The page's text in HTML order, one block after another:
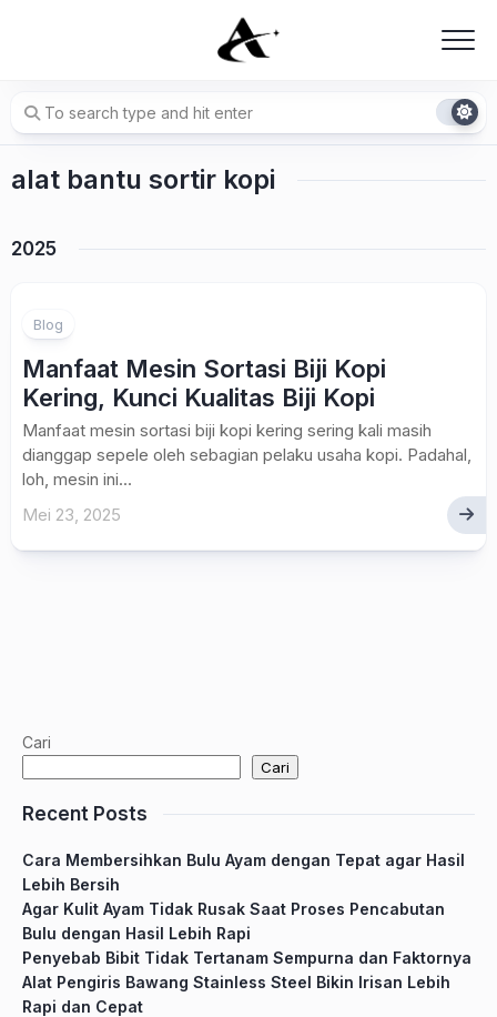
alat bantu sortir kopi
2025
Blog
Manfaat Mesin Sortasi Biji Kopi
Kering, Kunci Kualitas Biji Kopi
Manfaat mesin sortasi biji kopi kering sering kali masih
dianggap sepele oleh sebagian pelaku usaha kopi. Padahal,
loh, mesin ini...
Mei 23, 2025
Cari
Cari
Recent Posts
Cara Membersihkan Bulu Ayam dengan Tepat agar Hasil
Lebih Bersih
Agar Kulit Ayam Tidak Rusak Saat Proses Pencabutan
Bulu dengan Hasil Lebih Rapi
Penyebab Bibit Tidak Tertanam Sempurna dan Faktornya
Alat Pengiris Bawang Stainless Steel Bikin Irisan Lebih
Rapi dan Cepat